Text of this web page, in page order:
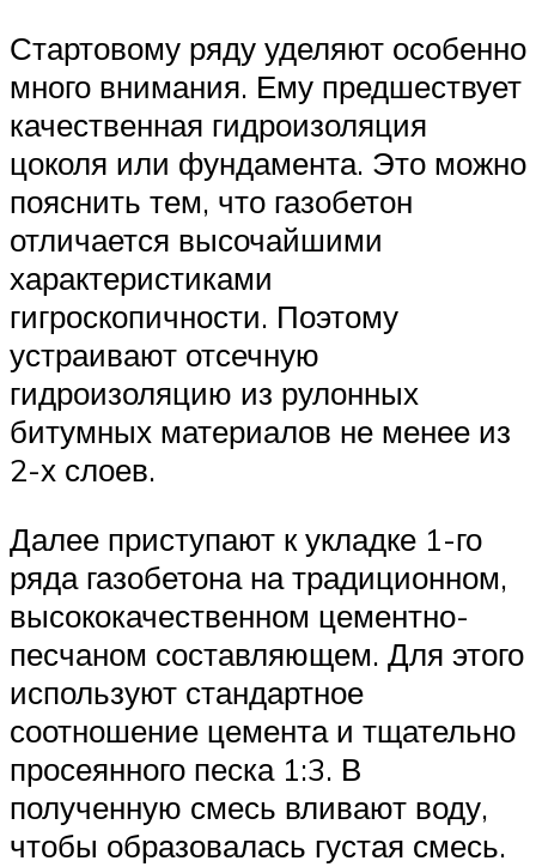
Стартовому ряду уделяют особенно
много внимания. Ему предшествует
качественная гидроизоляция
цоколя или фундамента. Это можно
пояснить тем, что газобетон
отличается высочайшими
характеристиками
гигроскопичности. Поэтому
устраивают отсечную
гидроизоляцию из рулонных
битумных материалов не менее из
2-х слоев.
Далее приступают к укладке 1-го
ряда газобетона на традиционном,
высококачественном цементно-
песчаном составляющем. Для этого
используют стандартное
соотношение цемента и тщательно
просеянного песка 1:3. В
полученную смесь вливают воду,
чтобы образовалась густая смесь.